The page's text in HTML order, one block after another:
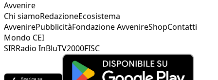
Avvenire
Chi siamoRedazioneEcosistema
AvvenirePubblicitàFondazione AvvenireShopContatti
Mondo CEI
SIRRadio InBluTV2000FISC